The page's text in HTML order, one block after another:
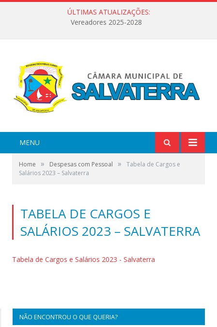
ÚLTIMAS ATUALIZAÇÕES:
Vereadores 2025-2028
MENU
Home » Despesas com Pessoal »
Tabela de Cargos e
Salários 2023 – Salvaterra
TABELA DE CARGOS E
SALÁRIOS 2023 – SALVATERRA
Tabela de Cargos e Salários 2023 - Salvaterra
NÃO ENCONTROU O QUE QUERIA?